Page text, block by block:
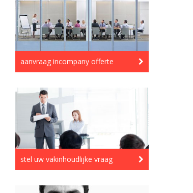
aanvraag incompany offerte
stel uw vakinhoudlijke vraag